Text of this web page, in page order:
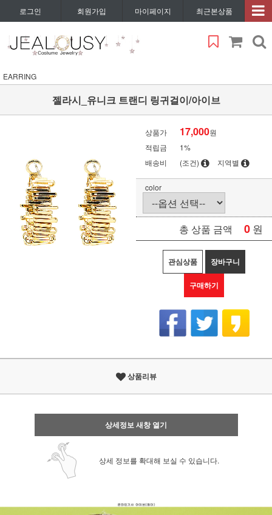
로그인 회원가입 마이페이지 최근본상품
EARRING
젤라시_유니크 트랜디 링귀걸이/아이브
상품가 17,000원
적립금
1%
배송비
(조건) 지역별
color
총 상품 금액 0 원
관심상품 장바구니
구매하기
상품리뷰
상세정보 새창 열기
상세 정보를 확대해 보실 수 있습니다.